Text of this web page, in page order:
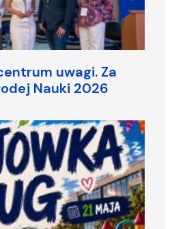
uwagi. Za
Nauki 2026